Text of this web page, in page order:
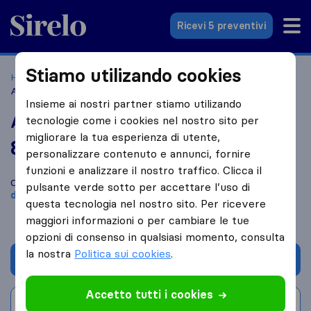
Sirelo.it
Ricevi 5 preventivi
Home Le 10 migliori aziende di traslochi in Italia
Atfi Cooperativa Facchini Imolesi
Atfi Cooperativa Facchini Imolesi
8,4 basato su 54
recensioni di Sirelo e Google
i
Confronta Atfi Cooperativa Facchini Imolesi con altre
di traslochidi Imola
Chiedi preventivo
Stiamo utilizando cookies
Insieme ai nostri partner stiamo utilizando
tecnologie come i cookies nel nostro sito per
migliorare la tua esperienza di utente,
personalizzare contenuto e annunci, fornire
funzioni e analizzare il nostro traffico. Clicca il
pulsante verde sotto per accettare l’uso di
questa tecnologia nel nostro sito. Per ricevere
maggiori informazioni o per cambiare le tue
opzioni di consenso in qualsiasi momento, consulta
la nostra Politica sui cookies.
Accetto tutti i cookies